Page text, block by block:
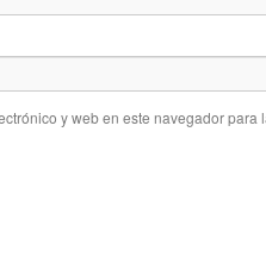
y web en este navegador para